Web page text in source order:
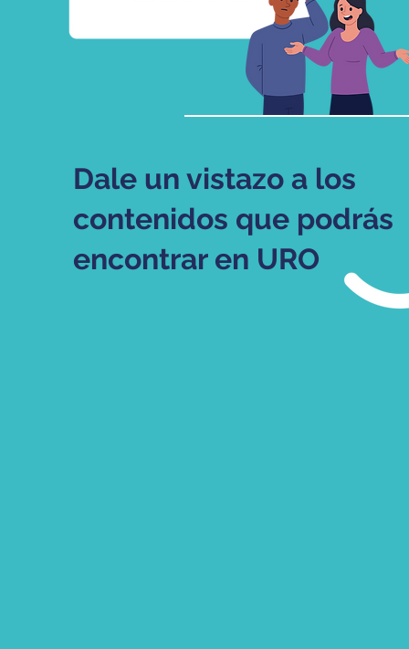
Dale un vistazo a los
contenidos que podrás
encontrar en URO